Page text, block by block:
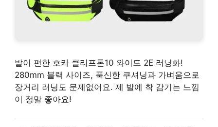
발이 편한 호카 클리프톤10 와이드 2E 러닝화!
280mm 블랙 사이즈, 푹신한 쿠셔닝과 가벼움으로
장거리 러닝도 문제없어요. 제 발에 착 감기는 느낌
이 정말 좋아요!